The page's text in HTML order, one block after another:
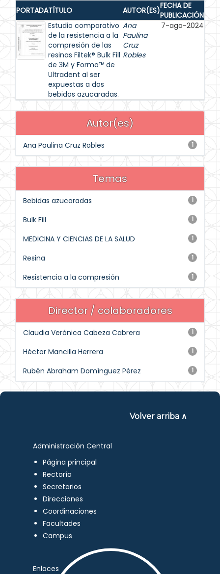
PORTADATÍTULO AUTOR(ES)FECHA DE
PUBLICACIÓN
Estudio comparativo
de la resistencia a la
compresión de las
resinas Filtek® Bulk Fill
de 3M y Forma™ de
Ultradent al ser
expuestas a dos
bebidas azucaradas.
Ana
Paulina
Cruz
Robles
7-ago-2024
Autor(es)
1
Ana Paulina Cruz Robles
Temas
1
Bebidas azucaradas
1
Bulk Fill
1
MEDICINA Y CIENCIAS DE LA SALUD
1
Resina
1
Resistencia a la compresión
Director / colaboradores
1
Claudia Verónica Cabeza Cabrera
1
Héctor Mancilla Herrera
1
Rubén Abraham Domínguez Pérez
Volver arriba ∧
Administración Central
Página principal
Rectoría
Secretarios
Direcciones
Coordinaciones
Facultades
Campus
Enlaces